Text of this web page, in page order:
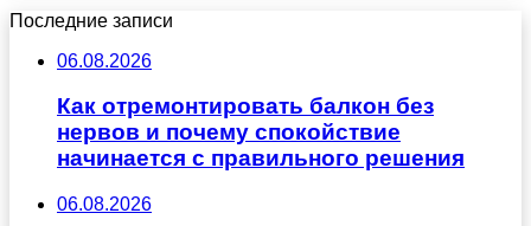
Последние записи
06.08.2026
Как отремонтировать балкон без
нервов и почему спокойствие
начинается с правильного решения
06.08.2026